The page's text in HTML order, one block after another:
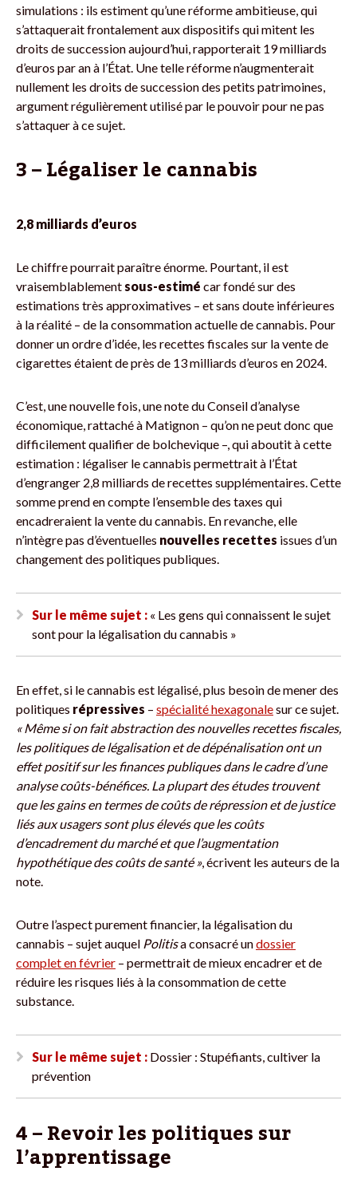
simulations : ils estiment qu’une réforme ambitieuse, qui
s’attaquerait frontalement aux dispositifs qui mitent les
droits de succession aujourd’hui, rapporterait 19 milliards
d’euros par an à l’État. Une telle réforme n’augmenterait
nullement les droits de succession des petits patrimoines,
argument régulièrement utilisé par le pouvoir pour ne pas
s’attaquer à ce sujet.
3 – Légaliser le cannabis
2,8 milliards d’euros
Le chiffre pourrait paraître énorme. Pourtant, il est
vraisemblablementsous-estimé car fondé sur des
estimations très approximatives – et sans doute inférieures
à la réalité – de la consommation actuelle de cannabis. Pour
donner un ordre d’idée, les recettes fiscales sur la vente de
cigarettes étaient de près de 13 milliards d’euros en 2024.
C’est, une nouvelle fois, une note du Conseil d’analyse
économique, rattaché à Matignon – qu’on ne peut donc que
difficilement qualifier de bolchevique –, qui aboutit à cette
estimation : légaliser le cannabis permettrait à l’État
d’engranger 2,8 milliards de recettes supplémentaires. Cette
somme prend en compte l’ensemble des taxes qui
encadreraient la vente du cannabis. En revanche, elle
n’intègre pas d’éventuelles nouvelles recettes issues d’un
changement des politiques publiques.
Sur le même sujet : « Les gens qui connaissent le sujet
sont pour la légalisation du cannabis »
En effet, si le cannabis est légalisé, plus besoin de mener des
politiques répressives – spécialité hexagonalesur ce sujet.
« Même si on fait abstraction des nouvelles recettes fiscales,
les politiques de légalisation et de dépénalisation ont un
effet positif sur les finances publiques dans le cadre d’une
analyse coûts-bénéfices. La plupart des études trouvent
que les gains en termes de coûts de répression et de justice
liés aux usagers sont plus élevés que les coûts
d’encadrement du marché et que l’augmentation
hypothétique des coûts de santé », écrivent les auteurs de la
note.
Outre l’aspect purement financier, la légalisation du
cannabis – sujet auquel Politisa consacré undossier
complet en février – permettrait de mieux encadrer et de
réduire les risques liés à la consommation de cette
substance.
Sur le même sujet : Dossier : Stupéfiants, cultiver la
prévention
4 – Revoir les politiques sur
l’apprentissage